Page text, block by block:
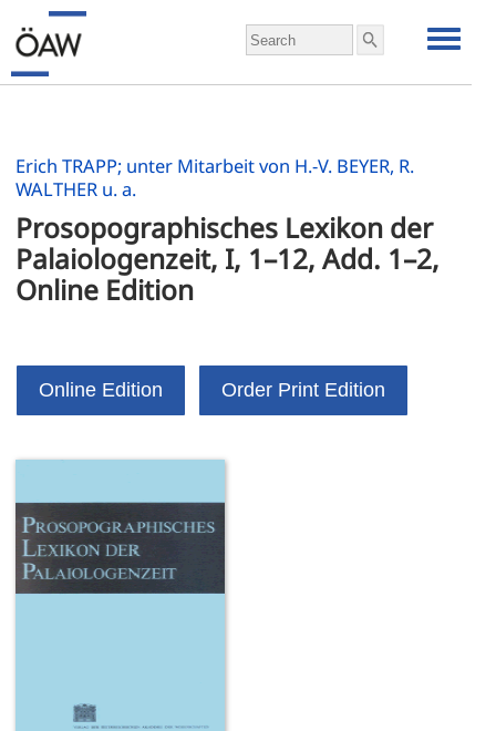
Erich TRAPP; unter Mitarbeit von H.-V. BEYER, R.
WALTHER u. a.
Prosopographisches Lexikon der
Palaiologenzeit, I, 1–12, Add. 1–2,
Online Edition
Online Edition Order Print Edition